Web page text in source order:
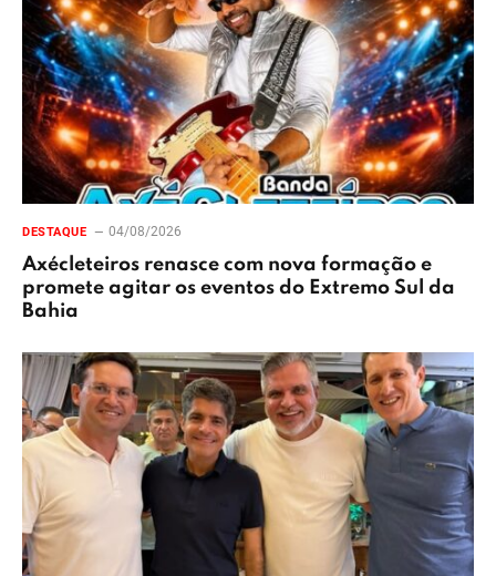
DESTAQUE 04/08/2026
Axécleteiros renasce com nova formação e
promete agitar os eventos do Extremo Sul da
Bahia